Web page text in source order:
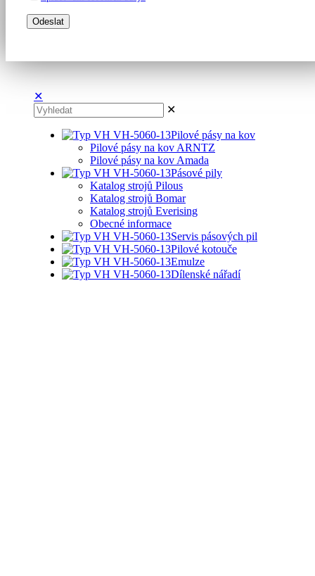
✕
✕
Pilové pásy na kov
Pilové pásy na kov ARNTZ
Pilové pásy na kov Amada
Pásové pily
Katalog strojů Pilous
Katalog strojů Bomar
Katalog strojů Everising
Obecné informace
Servis pásových pil
Pilové kotouče
Emulze
Dílenské nářadí